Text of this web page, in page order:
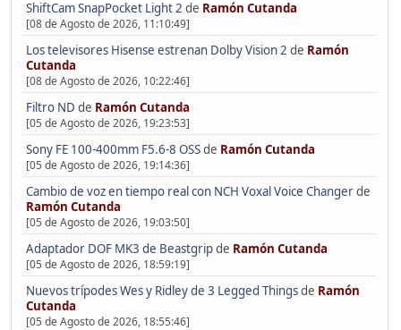
ShiftCam SnapPocket Light 2 de Ramón Cutanda
[08 de Agosto de 2026, 11:10:49]
Los televisores Hisense estrenan Dolby Vision 2 de Ramón
Cutanda
[08 de Agosto de 2026, 10:22:46]
Filtro ND de Ramón Cutanda
[05 de Agosto de 2026, 19:23:53]
Sony FE 100-400mm F5.6-8 OSSde Ramón Cutanda
[05 de Agosto de 2026, 19:14:36]
Cambio de voz en tiempo real con NCH Voxal Voice Changerde
Ramón Cutanda
[05 de Agosto de 2026, 19:03:50]
Adaptador DOF MK3 de Beastgripde Ramón Cutanda
[05 de Agosto de 2026, 18:59:19]
Nuevos trípodes Wes y Ridley de 3 Legged Thingsde Ramón
Cutanda
[05 de Agosto de 2026, 18:55:46]